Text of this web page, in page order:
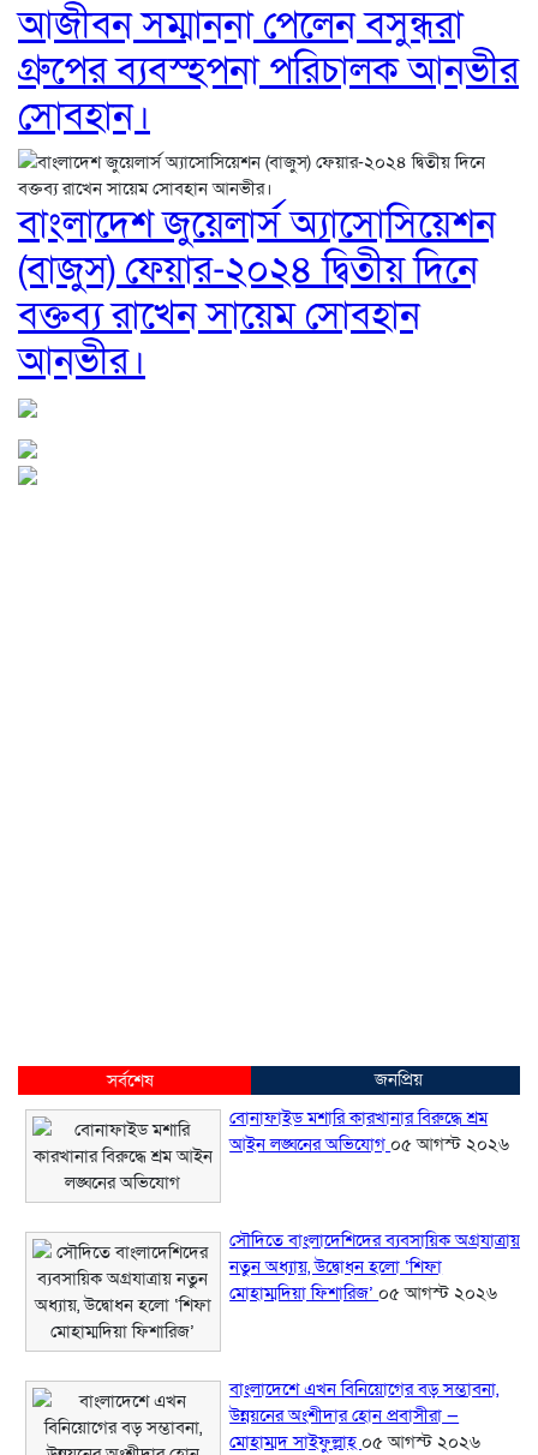
আজীবন সম্মাননা পেলেন বসুন্ধরা
গ্রুপের ব্যবস্হপনা পরিচালক আনভীর
সোবহান।
বাংলাদেশ জুয়েলার্স অ্যাসোসিয়েশন
(বাজুস) ফেয়ার-২০২৪ দ্বিতীয় দিনে
বক্তব্য রাখেন সায়েম সোবহান
আনভীর।
সর্বশেষ
জনপ্রিয়
বোনাফাইড মশারি কারখানার বিরুদ্ধে শ্রম
আইন লঙ্ঘনের অভিযোগ ০৫ আগস্ট ২০২৬
সৌদিতে বাংলাদেশিদের ব্যবসায়িক অগ্রযাত্রায়
নতুন অধ্যায়, উদ্বোধন হলো ‘শিফা
মোহাম্মদিয়া ফিশারিজ’ ০৫ আগস্ট ২০২৬
বাংলাদেশে এখন বিনিয়োগের বড় সম্ভাবনা,
উন্নয়নের অংশীদার হোন প্রবাসীরা —
মোহাম্মদ সাইফুল্লাহ্ ০৫ আগস্ট ২০২৬